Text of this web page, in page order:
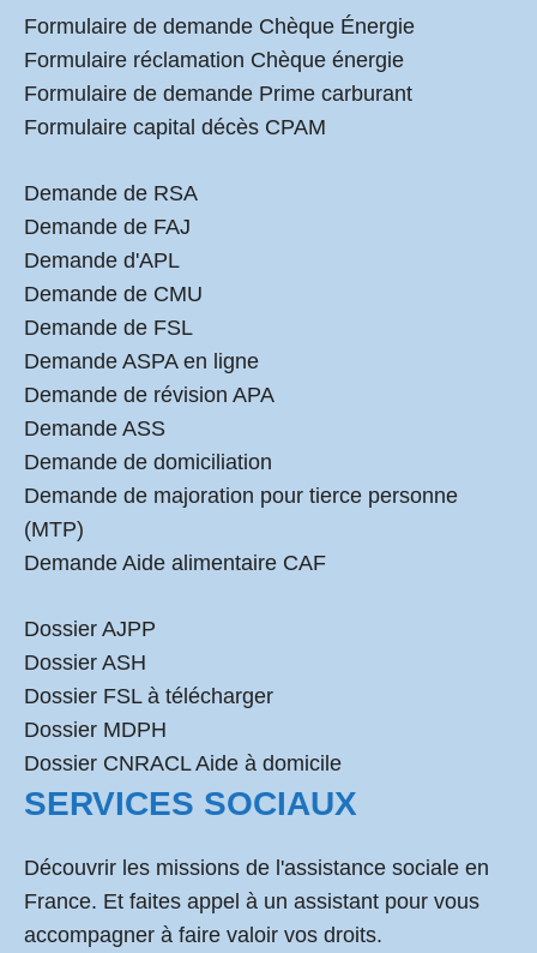
Formulaire de demande Chèque Énergie
Formulaire réclamation Chèque énergie
Formulaire de demande Prime carburant
Formulaire capital décès CPAM
Demande de RSA
Demande de FAJ
Demande d'APL
Demande de CMU
Demande de FSL
Demande ASPA en ligne
Demande de révision APA
Demande ASS
Demande de domiciliation
Demande de majoration pour tierce personne
(MTP)
Demande Aide alimentaire CAF
Dossier AJPP
Dossier ASH
Dossier FSL à télécharger
Dossier MDPH
Dossier CNRACL Aide à domicile
SERVICES SOCIAUX
Découvrir les missions de l'assistance sociale en
France. Et faites appel à un assistant pour vous
accompagner à faire valoir vos droits.